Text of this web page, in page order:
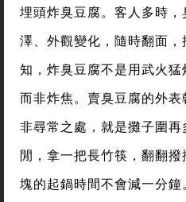
埋頭炸臭豆腐。客人多時
澤、外觀變化，隨時翻面
知，炸臭豆腐不是用武火
而非炸焦。賣臭豆腐的外
非尋常之處，就是攤子圍
閒，拿一把長竹筷，翻翻
塊的起鍋時間不會減一分